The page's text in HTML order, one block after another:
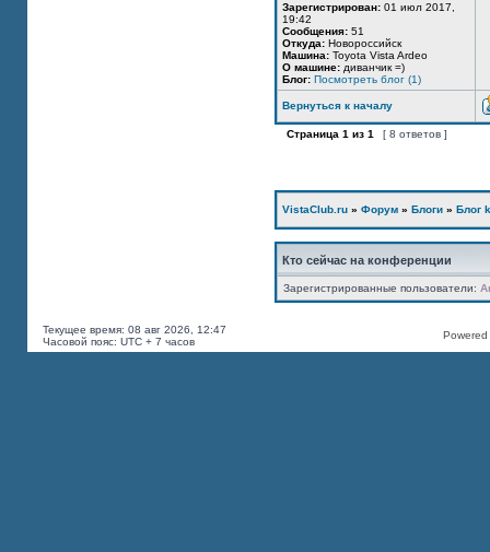
Зарегистрирован: 01 июл 2017,
19:42
Сообщения: 51
Откуда: Новороссийск
Машина: Toyota Vista Ardeo
О машине: диванчик =)
Блог: Посмотреть блог (1)
Вернуться к началу
Страница 1 из 1 [ 8 ответов ]
VistaClub.ru » Форум » Блоги » Блог
Кто сейчас на конференции
Зарегистрированные пользователи:
Текущее время: 08 авг 2026, 12:47
Часовой пояс: UTC + 7 часов